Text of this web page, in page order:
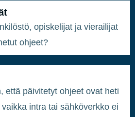
opiskelijat ja vierailijat
ohjeet?
että päivitetyt ohjeet ovat heti
intra tai sähköverkko ei